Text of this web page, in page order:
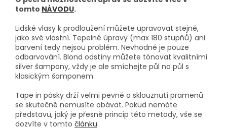
tomto NÁVODU.
Lidské vlasy k prodloužení můžete upravovat stejně,
jako své vlastní. Tepelné úpravy (max 180 stupňů) ani
barvení tedy nejsou problém. Nevhodné je pouze
odbarvování. Blond odstíny můžete tónovat kvalitními
silver šampony, vždy je ale smíchejte půl na půl s
klasickým šamponem.
Tape in pásky drží velmi pevně a sklouznutí pramenů
se skutečně nemusíte obávat. Pokud nemáte
představu, jaký je přesně princip této metody, vše se
dozvíte v tomto článku.